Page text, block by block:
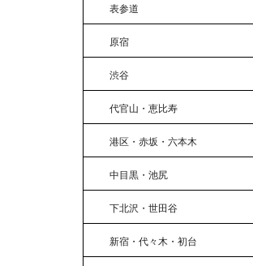
表参道
原宿
渋谷
代官山・恵比寿
港区・赤坂・六本木
中目黒・池尻
下北沢・世田谷
新宿・代々木・初台